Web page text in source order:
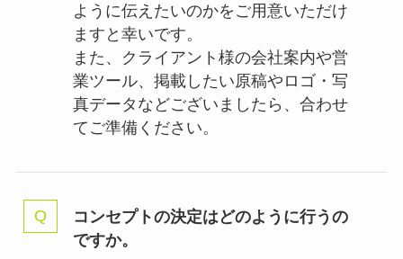
ように伝えたいのかをご用意いただけ
ますと幸いです。
また、クライアント様の会社案内や営
業ツール、掲載したい原稿やロゴ・写
真データなどございましたら、合わせ
てご準備ください。
コンセプトの決定はどのように行うの
ですか。